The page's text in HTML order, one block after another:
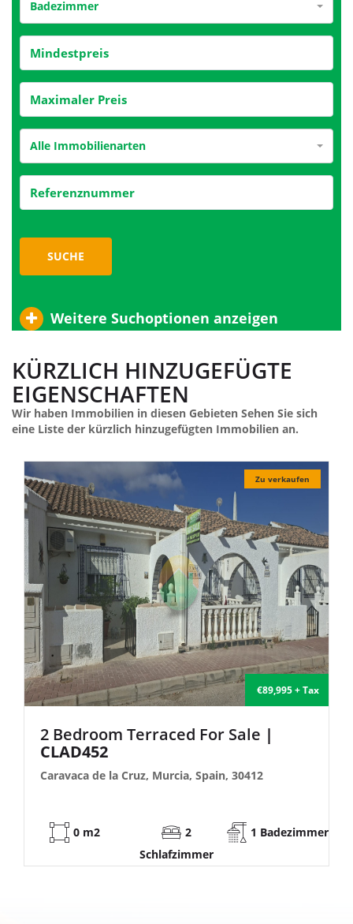
Badezimmer
Alle Immobilienarten
SUCHE
Weitere Suchoptionen anzeigen
KÜRZLICH HINZUGEFÜGTE
EIGENSCHAFTEN
Wir haben Immobilien in diesen Gebieten Sehen Sie sich
eine Liste der kürzlich hinzugefügten Immobilien an.
€135,000 + Tax
Zu verkaufen
2 Bedroom Semi-Detached For Sale
| FB140
Caravaca de la Cruz, Murcia, Spain, 30412
53 m2
2
Schlafzimmer
1 Badezimmer